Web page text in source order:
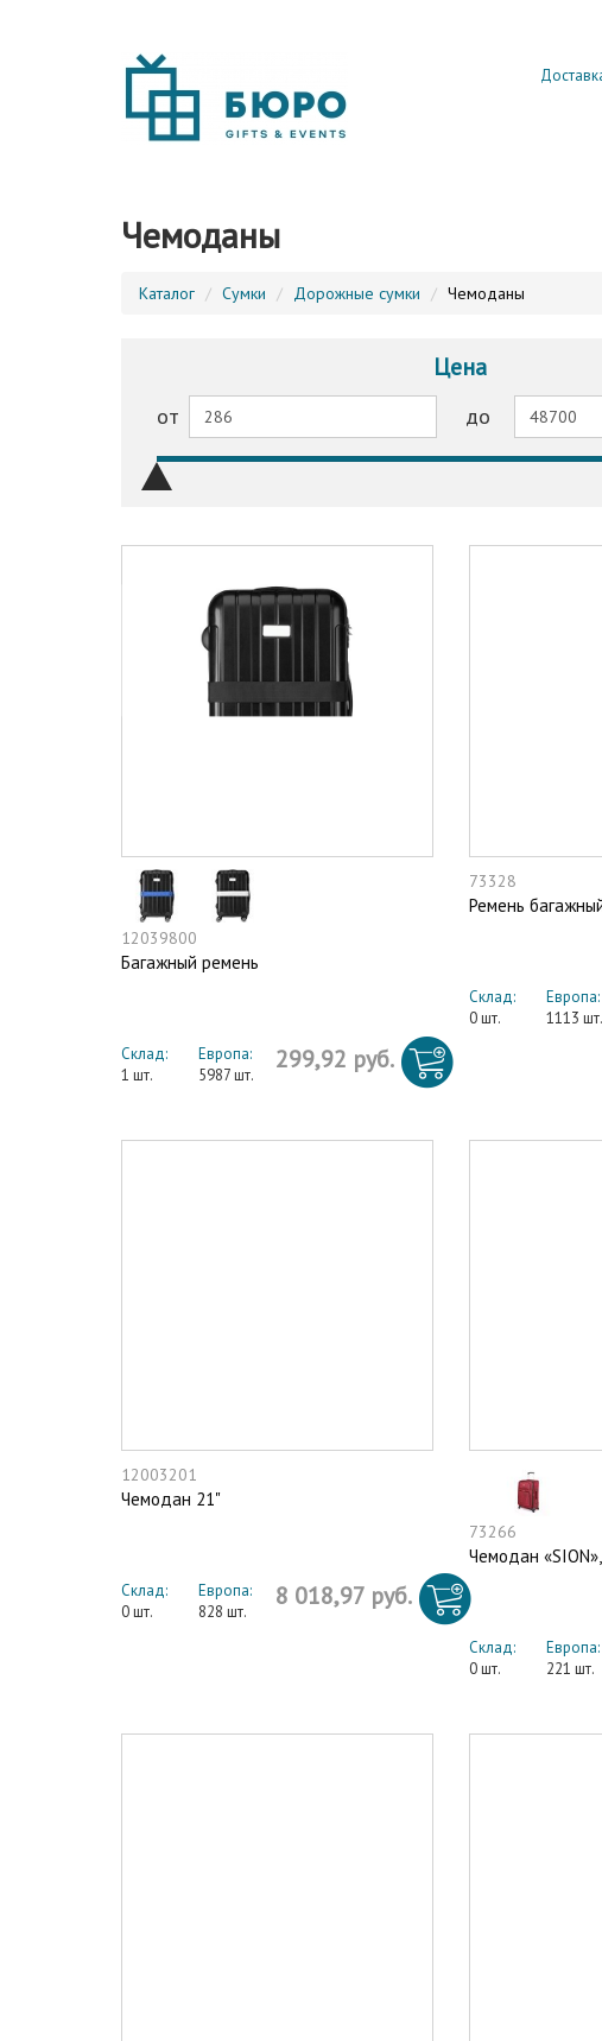
Чемоданы
Каталог Сумки Дорожные сумки Чемоданы
Цена
от до
12039800
Багажный ремень
Склад:
1 шт.
Европа:
5987 шт.
299,92 руб.
73328
Ремень
Склад:
0 шт.
Европа:
1113 шт.
12003201
Чемодан 21"
Склад:
0 шт.
Европа:
828 шт.
8 018,97 руб.
73266
Чемодан
Склад:
0 шт.
Европа:
221 шт.